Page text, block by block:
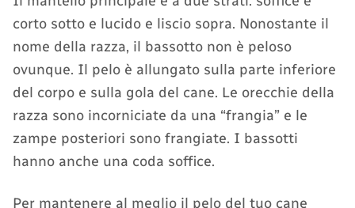
corto sotto e lucido e liscio sopra. Nonostante il
nome della razza, il bassotto non è peloso
ovunque. Il pelo è allungato sulla parte inferiore
del corpo e sulla gola del cane. Le orecchie della
razza sono incorniciate da una “frangia” e le
zampe posteriori sono frangiate. I bassotti
hanno anche una coda soffice.
Per mantenere al meglio il pelo del tuo cane